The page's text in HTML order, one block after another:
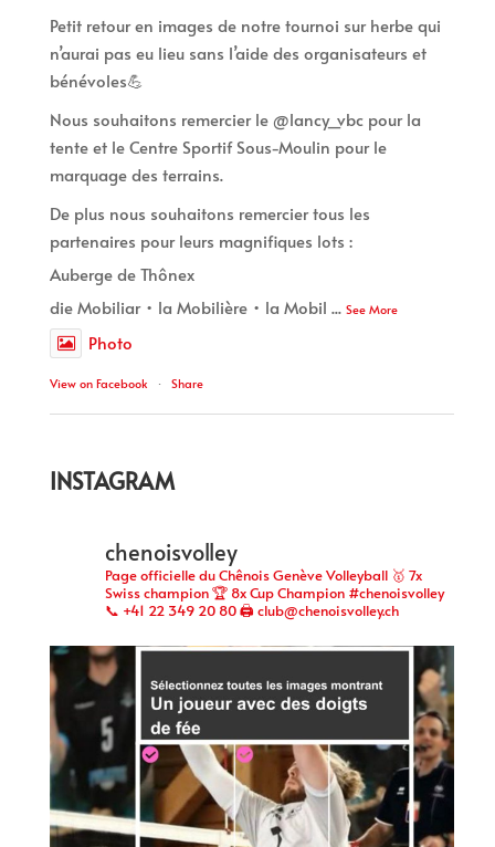
Petit retour en images de notre tournoi sur herbe qui
n’aurai pas eu lieu sans l’aide des organisateurs et
bénévoles💪
Nous souhaitons remercier le @lancy_vbc pour la
tente et le Centre Sportif Sous-Moulin pour le
marquage des terrains.
De plus nous souhaitons remercier tous les
partenaires pour leurs magnifiques lots :
Auberge de Thônex
die Mobiliar • la Mobilière • la Mobil ... See More
Photo
View on Facebook · Share
INSTAGRAM
chenoisvolley
Page officielle du Chênois Genève Volleyball 🥇 7x
Swiss champion 🏆 8x Cup Champion #chenoisvolley
📞 +41 22 349 20 80 🖨 club@chenoisvolley.ch